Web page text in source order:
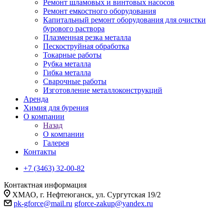
Ремонт шламовых и винтовых насосов
Ремонт емкостного оборудования
Капитальный ремонт оборудования для очистки
бурового раствора
Плазменная резка металла
Пескоструйная обработка
Токарные работы
Рубка металла
Гибка металла
Сварочные работы
Изготовление металлоконструкций
Аренда
Химия для бурения
О компании
Назад
О компании
Галерея
Контакты
+7 (3463) 32-00-82
Контактная информация
ХМАО, г. Нефтеюганск, ул. Сургутская 19/2
pk-gforce@mail.ru gforce-zakup@yandex.ru